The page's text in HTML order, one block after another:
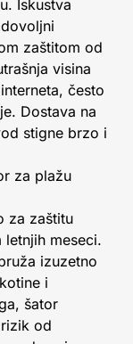
Iskustva
zaštitom od
visina
često
Dostava na
stigne brzo i
za plažu
za zaštitu
meseci.
izuzetno
i
šator
od